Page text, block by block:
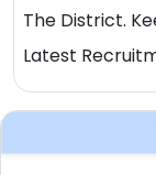
The District.
Latest